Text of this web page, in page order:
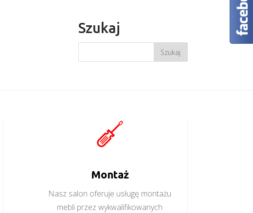
Szukaj
Montaż
Nasz salon oferuje usługę montażu
mebli przez wykwalifikowanych